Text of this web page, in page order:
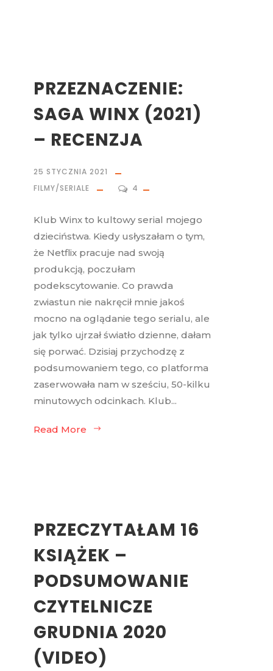
PRZEZNACZENIE:
SAGA WINX (2021)
– RECENZJA
25 STYCZNIA 2021
FILMY/SERIALE
4
Klub Winx to kultowy serial mojego
dzieciństwa. Kiedy usłyszałam o tym,
że Netflix pracuje nad swoją
produkcją, poczułam
podekscytowanie. Co prawda
zwiastun nie nakręcił mnie jakoś
mocno na oglądanie tego serialu, ale
jak tylko ujrzał światło dzienne, dałam
się porwać. Dzisiaj przychodzę z
podsumowaniem tego, co platforma
zaserwowała nam w sześciu, 50-kilku
minutowych odcinkach. Klub...
Read More
PRZECZYTAŁAM 16
KSIĄŻEK –
PODSUMOWANIE
CZYTELNICZE
GRUDNIA 2020
(VIDEO)